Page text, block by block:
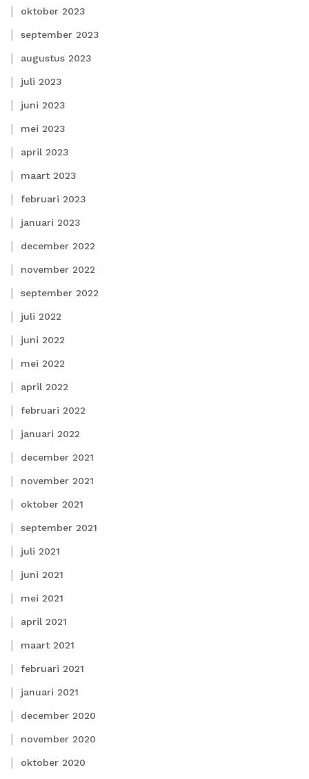
oktober 2023
september 2023
augustus 2023
juli 2023
juni 2023
mei 2023
april 2023
maart 2023
februari 2023
januari 2023
december 2022
november 2022
september 2022
juli 2022
juni 2022
mei 2022
april 2022
februari 2022
januari 2022
december 2021
november 2021
oktober 2021
september 2021
juli 2021
juni 2021
mei 2021
april 2021
maart 2021
februari 2021
januari 2021
december 2020
november 2020
oktober 2020